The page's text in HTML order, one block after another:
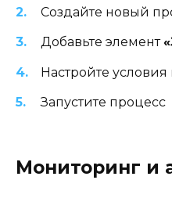
Создайте новый
Добавьте элемент
Настройте
Запустите процесс
Мониторинг и